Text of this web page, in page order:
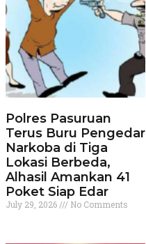
Polres Pasuruan
Terus Buru Pengedar
Narkoba di Tiga
Lokasi Berbeda,
Alhasil Amankan 41
Poket Siap Edar
July 29, 2026 No Comments